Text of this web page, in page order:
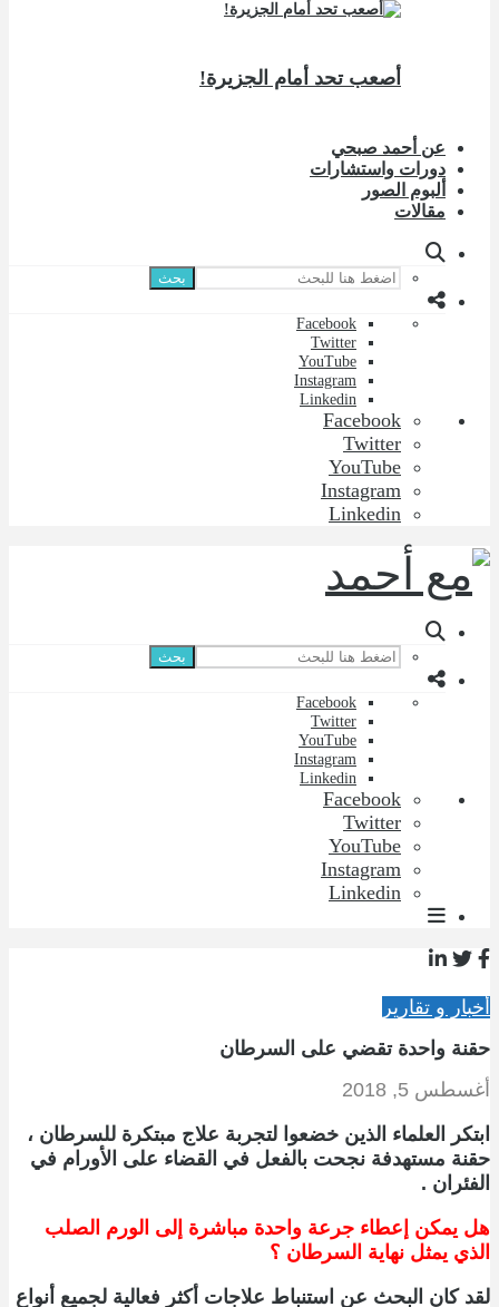
أصعب تحد أمام الجزيرة!
عن أحمد صبحي
دورات واستشارات
ألبوم الصور
مقالات
بحث
Facebook
Twitter
YouTube
Instagram
Linkedin
Facebook
Twitter
YouTube
Instagram
Linkedin
بحث
Facebook
Twitter
YouTube
Instagram
Linkedin
Facebook
Twitter
YouTube
Instagram
Linkedin
أخبار و تقارير
حقنة واحدة تقضي على السرطان
أغسطس 5, 2018
ابتكر العلماء الذين خضعوا لتجربة علاج مبتكرة للسرطان ،
حقنة مستهدفة نجحت بالفعل في القضاء على الأورام في
الفئران .
هل يمكن إعطاء جرعة واحدة مباشرة إلى الورم الصلب
الذي يمثل نهاية السرطان ؟
لقد كان البحث عن استنباط علاجات أكثر فعالية لجميع أنواع